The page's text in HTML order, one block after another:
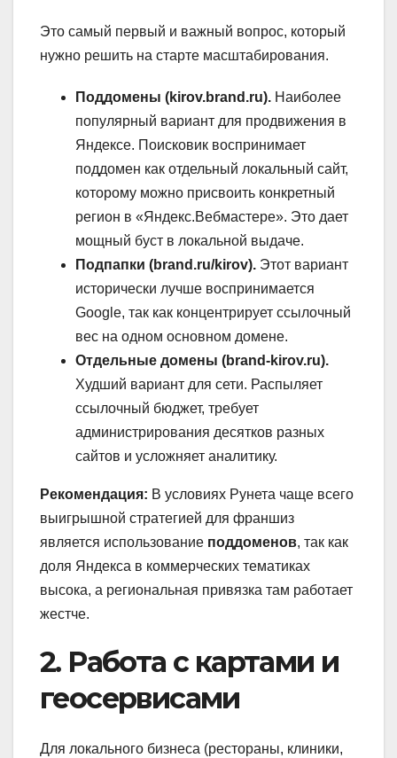
Это самый первый и важный вопрос, который
нужно решить на старте масштабирования.
Поддомены (kirov.brand.ru). Наиболее
популярный вариант для продвижения в
Яндексе. Поисковик воспринимает
поддомен как отдельный локальный сайт,
которому можно присвоить конкретный
регион в «Яндекс.Вебмастере». Это дает
мощный буст в локальной выдаче.
Подпапки (brand.ru/kirov). Этот вариант
исторически лучше воспринимается
Google, так как концентрирует ссылочный
вес на одном основном домене.
Отдельные домены (brand-kirov.ru).
Худший вариант для сети. Распыляет
ссылочный бюджет, требует
администрирования десятков разных
сайтов и усложняет аналитику.
Рекомендация: В условиях Рунета чаще всего
выигрышной стратегией для франшиз
является использование поддоменов, так как
доля Яндекса в коммерческих тематиках
высока, а региональная привязка там работает
жестче.
2. Работа с картами и
геосервисами
Для локального бизнеса (рестораны, клиники,